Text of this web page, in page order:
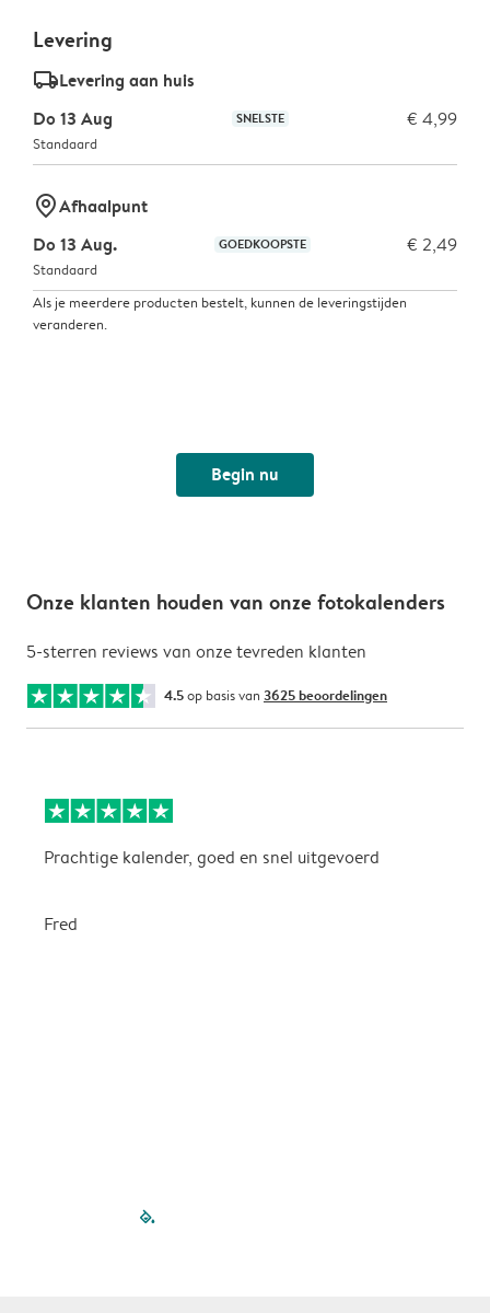
Levering
delivery_standard_v2Levering aan huis
Do 13 Aug
SNELSTE € 4,99
Standaard
marker-pinAfhaalpunt
Do 13 Aug.
GOEDKOOPSTE € 2,49
Standaard
Als je meerdere producten bestelt, kunnen de leveringstijden
veranderen.
Begin nu
Onze klanten houden van onze fotokalenders
5-sterren reviews van onze tevreden klanten
4.5op basis van 3625 beoordelingen
Prachtige kalender, goed en snel uitgevoerd
Fred
filled-pagination